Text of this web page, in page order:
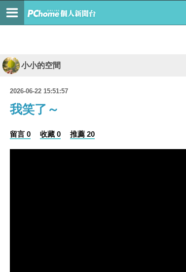
小小的空間
2026-06-22 15:51:57
我笑了～
留言 0 收藏 0 推薦 20